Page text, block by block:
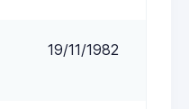
19/11/1982